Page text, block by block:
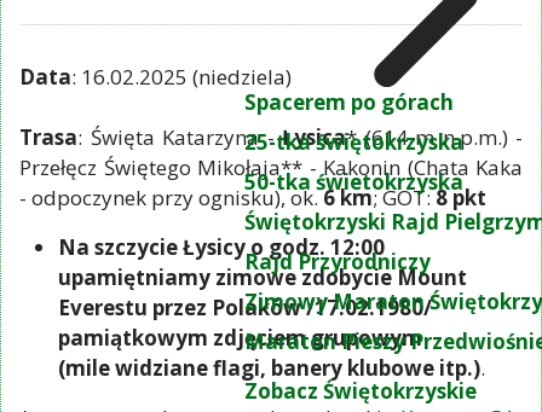
Spacerem po górach
25-tka świętokrzyska
50-tka świetokrzyska
Świętokrzyski Rajd
Rajd Przyrodniczy
Zimowy Maraton
Maraton Pieszy
Zobacz Świętokrzyskie
Data: 16.02.2025 (niedziela)
Trasa: Święta Katarzyna -Łysica* (614 m n.p.m.) -
Przełęcz Świętego Mikołaja** - Kakonin (Chata Kaka
- odpoczynek przy ognisku), ok.6 km; GOT:8 pkt
Na szczycie Łysicy o godz. 12:00
upamiętniamy zimowe zdobycie Mount
Everestu przez Polaków /17.02.1980/
pamiątkowym zdjęciem grupowym
(mile widziane flagi, banery klubowe itp.).